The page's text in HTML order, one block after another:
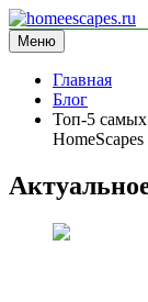
Перейти
к
содержимому
homeescapes.ru
информационный
Меню
Главная
Блог
Топ-5
HomeScapes